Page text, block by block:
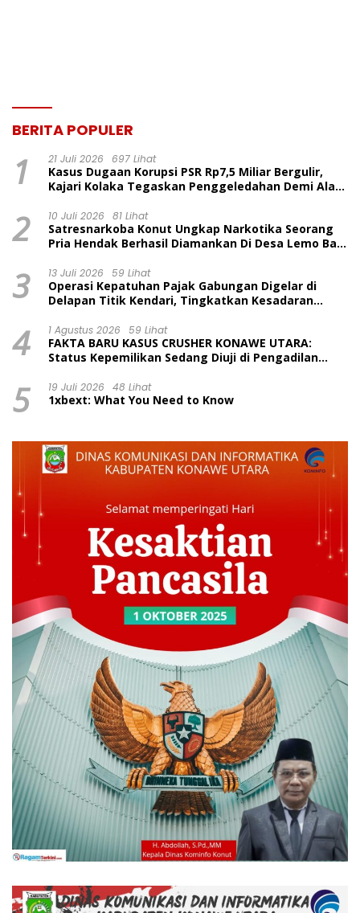
BERITA POPULER
1 21 Juli 2026 697 Lihat
Kasus Dugaan Korupsi PSR Rp7,5 Miliar Bergulir,
Kajari Kolaka Tegaskan Penggeledahan Demi Alat
2 10 Juli 2026 81 Lihat
Satresnarkoba Konut Ungkap Narkotika Seorang
Pria Hendak Berhasil Diamankan Di Desa Lemo Bajo
3 13 Juli 2026 59 Lihat
Operasi Kepatuhan Pajak Gabungan Digelar di
Delapan Titik Kendari, Tingkatkan Kesadaran
4 1 Agustus 2026 59 Lihat
FAKTA BARU KASUS CRUSHER KONAWE UTARA:
Status Kepemilikan Sedang Diuji di Pengadilan
Dinilai Prematur
5 19 Juli 2026 48 Lihat
1xbext: What You Need to Know